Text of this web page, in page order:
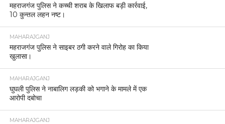
महराजगंज पुलिस ने कच्ची शराब के खिलाफ बड़ी कार्रवाई,
10 कुन्तल लहन नष्ट।
MAHARAJGANJ
महराजगंज पुलिस ने साइबर ठगी करने वाले गिरोह का किया
खुलासा।
MAHARAJGANJ
घुघली पुलिस ने नाबालिग लड़की को भगाने के मामले में एक
आरोपी दबोचा
MAHARAJGANJ